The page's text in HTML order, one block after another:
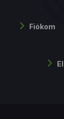
Fiókom